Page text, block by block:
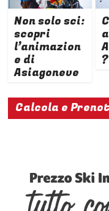
Non solo sci:
scopri
l’animazion
e di
Asiagoneve
?
Calcola e